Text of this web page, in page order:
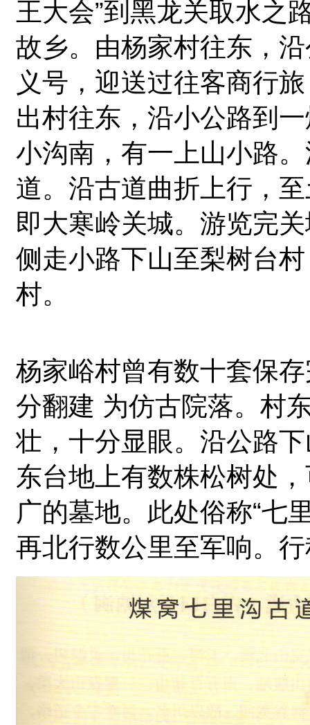
王大会”到黑龙关取水之
故乡。由杨家村往东，
义号，迎送过往客商行
出村往东，沿小公路到
小沟南，有一上山小路
道。沿古道曲折上行，
即大寒岭关城。游览完
侧走小路下山至梨树台
村。
杨家峪村曾有数十套保
分翻建 为仿古院落。村
壮，十分显眼。沿公路
东台地上有数株松树处
广的墓地。此处俗称“七
再北行数公里至军响。